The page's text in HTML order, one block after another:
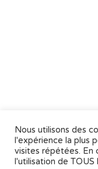
Nous utilisons des
l'expérience la plus
visites répétées. En
l'utilisation de TOUS